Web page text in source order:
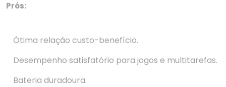
Prós:
Ótima relação custo-benefício.
Desempenho satisfatório para jogos e multitarefas.
Bateria duradoura.